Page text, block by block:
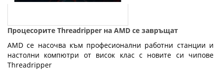
Процесорите Threadripper на AMD се завръщат
AMD се насочва към професионални работни станции и
настолни компютри от висок клас с новите си чипове
Threadripper